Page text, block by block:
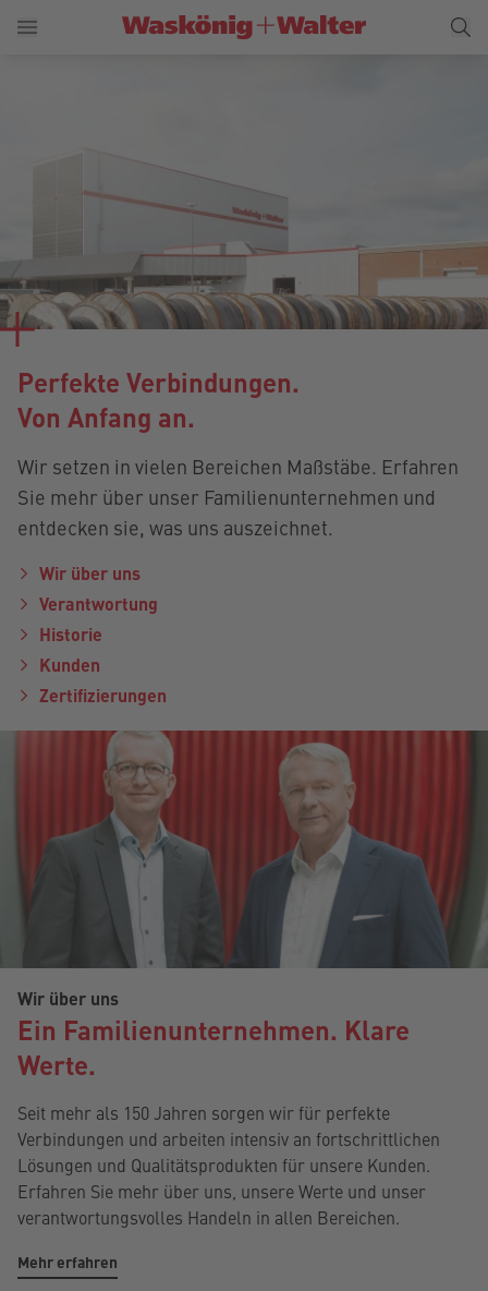
Perfekte Verbindungen.
Von Anfang an.
Wir setzen in vielen Bereichen Maßstäbe. Erfahren
Sie mehr über unser Familienunternehmen und
entdecken sie, was uns auszeichnet.
Wir über uns
Verantwortung
Historie
Kunden
Zertifizierungen
Wir über uns
Ein Familienunternehmen. Klare
Werte.
Seit mehr als 150 Jahren sorgen wir für perfekte
Verbindungen und arbeiten intensiv an fortschrittlichen
Lösungen und Qualitätsprodukten für unsere Kunden.
Erfahren Sie mehr über uns, unsere Werte und unser
verantwortungsvolles Handeln in allen Bereichen.
Mehr erfahren